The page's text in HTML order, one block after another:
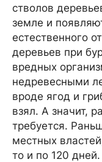
стволов
земле и
естественного
деревьев при
вредных
недревесными
вроде ягод и
взял. А значит,
требуется.
местных
то и по 120 дней.